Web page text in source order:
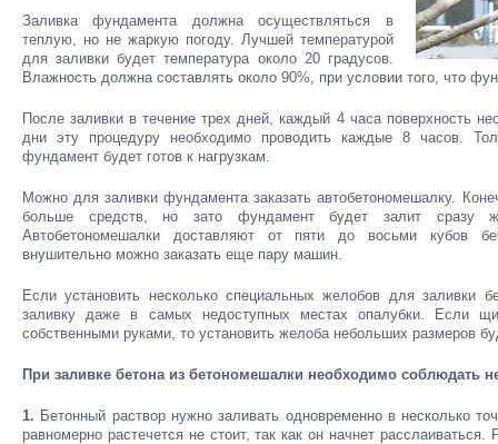
Заливка фундамента должна осуществляться в
теплую, но не жаркую погоду. Лучшей температурой
для заливки будет температура около 20 градусов.
Влажность должна составлять около 90%, при условии того, что
После заливки в течение трех дней, каждый 4 часа поверхность
дни эту процедуру необходимо проводить каждые 8 часов.
фундамент будет готов к нагрузкам.
Можно для заливки фундамента заказать автобетономешалку.
больше средств, но зато фундамент будет залит сразу
Автобетономешалки доставляют от пяти до восьми кубов
внушительно можно заказать еще пару машин.
Если установить несколько специальных желобов для заливки
заливку даже в самых недоступных местах опалубки. Если
собственными руками, то установить желоба небольших размеров
При заливке бетона из бетономешалки необходимо соблюдать
1. Бетонный раствор нужно заливать одновременно в несколько
равномерно растечется не стоит, так как он начнет